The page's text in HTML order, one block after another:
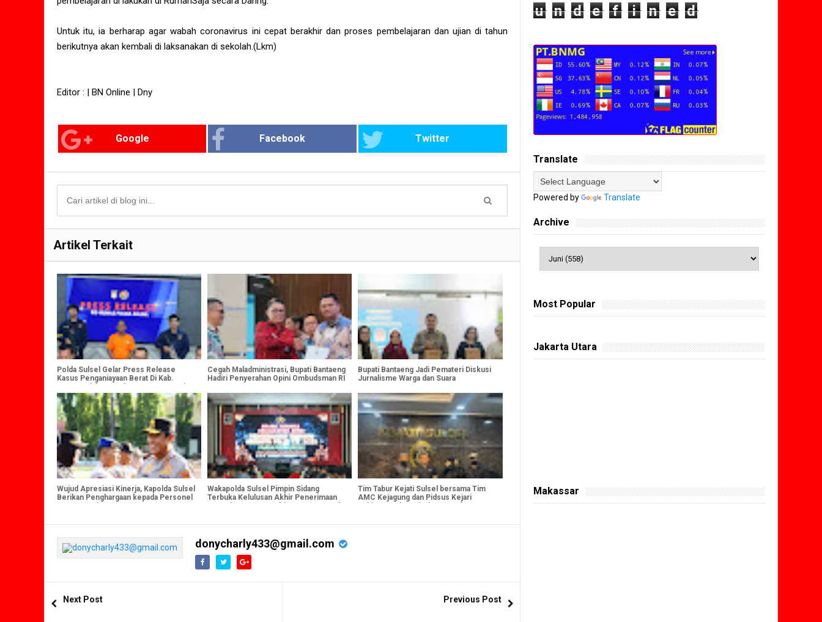
Untuk itu, ia berharap agar wabah coronavirus ini cepat berakhir dan proses pembelajaran dan ujian di tahun
berikutnya akan kembali di laksanakan di sekolah.(Lkm)
Editor : | BN Online | Dny
Google Facebook Twitter
Artikel Terkait
Polda Sulsel Gelar Press Release
Kasus Penganiayaan Berat Di Kab.
Cegah Maladministrasi, Bupati Bantaeng
Hadiri Penyerahan Opini Ombudsman RI
Bupati Bantaeng Jadi Pemateri Diskusi
Jurnalisme Warga dan Suara
Wujud Apresiasi Kinerja, Kapolda Sulsel
Berikan Penghargaan kepada Personel
Wakapolda Sulsel Pimpin Sidang
Terbuka Kelulusan Akhir Penerimaan
Tim Tabur Kejati Sulsel bersama Tim
AMC Kejagung dan Pidsus Kejari
Tindak Pidana Korupsi Pembangunan
donycharly433@gmail.com
Next Post Previous Post
u n d e f i n e d
Translate
Powered by Translate
Archive
Most Popular
Jakarta Utara
Makassar